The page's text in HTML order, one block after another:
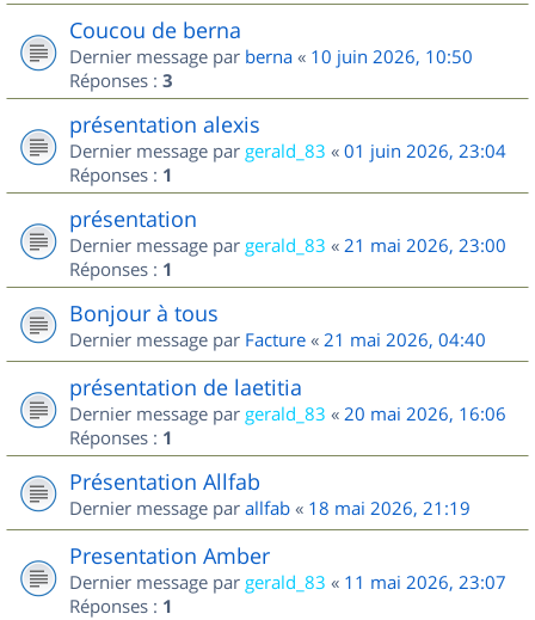
Coucou de berna
Dernier message par berna « 10 juin 2026, 10:50
Réponses : 3
présentation alexis
Dernier message par gerald_83 « 01 juin 2026, 23:04
Réponses : 1
présentation
Dernier message par gerald_83 « 21 mai 2026, 23:00
Réponses : 1
Bonjour à tous
Dernier message par Facture « 21 mai 2026, 04:40
présentation de laetitia
Dernier message par gerald_83 « 20 mai 2026, 16:06
Réponses : 1
Présentation Allfab
Dernier message par allfab « 18 mai 2026, 21:19
Presentation Amber
Dernier message par gerald_83 « 11 mai 2026, 23:07
Réponses : 1